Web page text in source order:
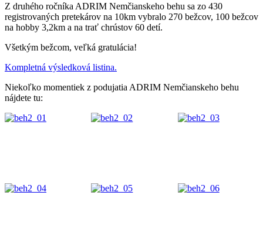
Z druhého ročníka ADRIM Nemčianskeho behu sa zo 430
registrovaných pretekárov na 10km vybralo 270 bežcov, 100 bežcov
na hobby 3,2km a na trať chrústov 60 detí.
Všetkým bežcom, veľká gratulácia!
Kompletná výsledková listina.
Niekoľko momentiek z podujatia ADRIM Nemčianskeho behu
nájdete tu: